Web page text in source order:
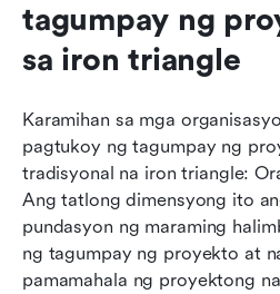
tagumpay ng
sa iron triangle
Karamihan sa mga
pagtukoy ng tagumpay ng
tradisyonal na iron triangle:
Ang tatlong dimensyong ito
pundasyon ng maraming
ng tagumpay ng proyekto at
pamamahala ng proyektong